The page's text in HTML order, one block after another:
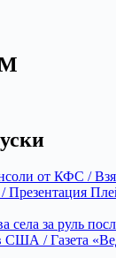
от КФС /
Презентация
села за руль
США / Газета